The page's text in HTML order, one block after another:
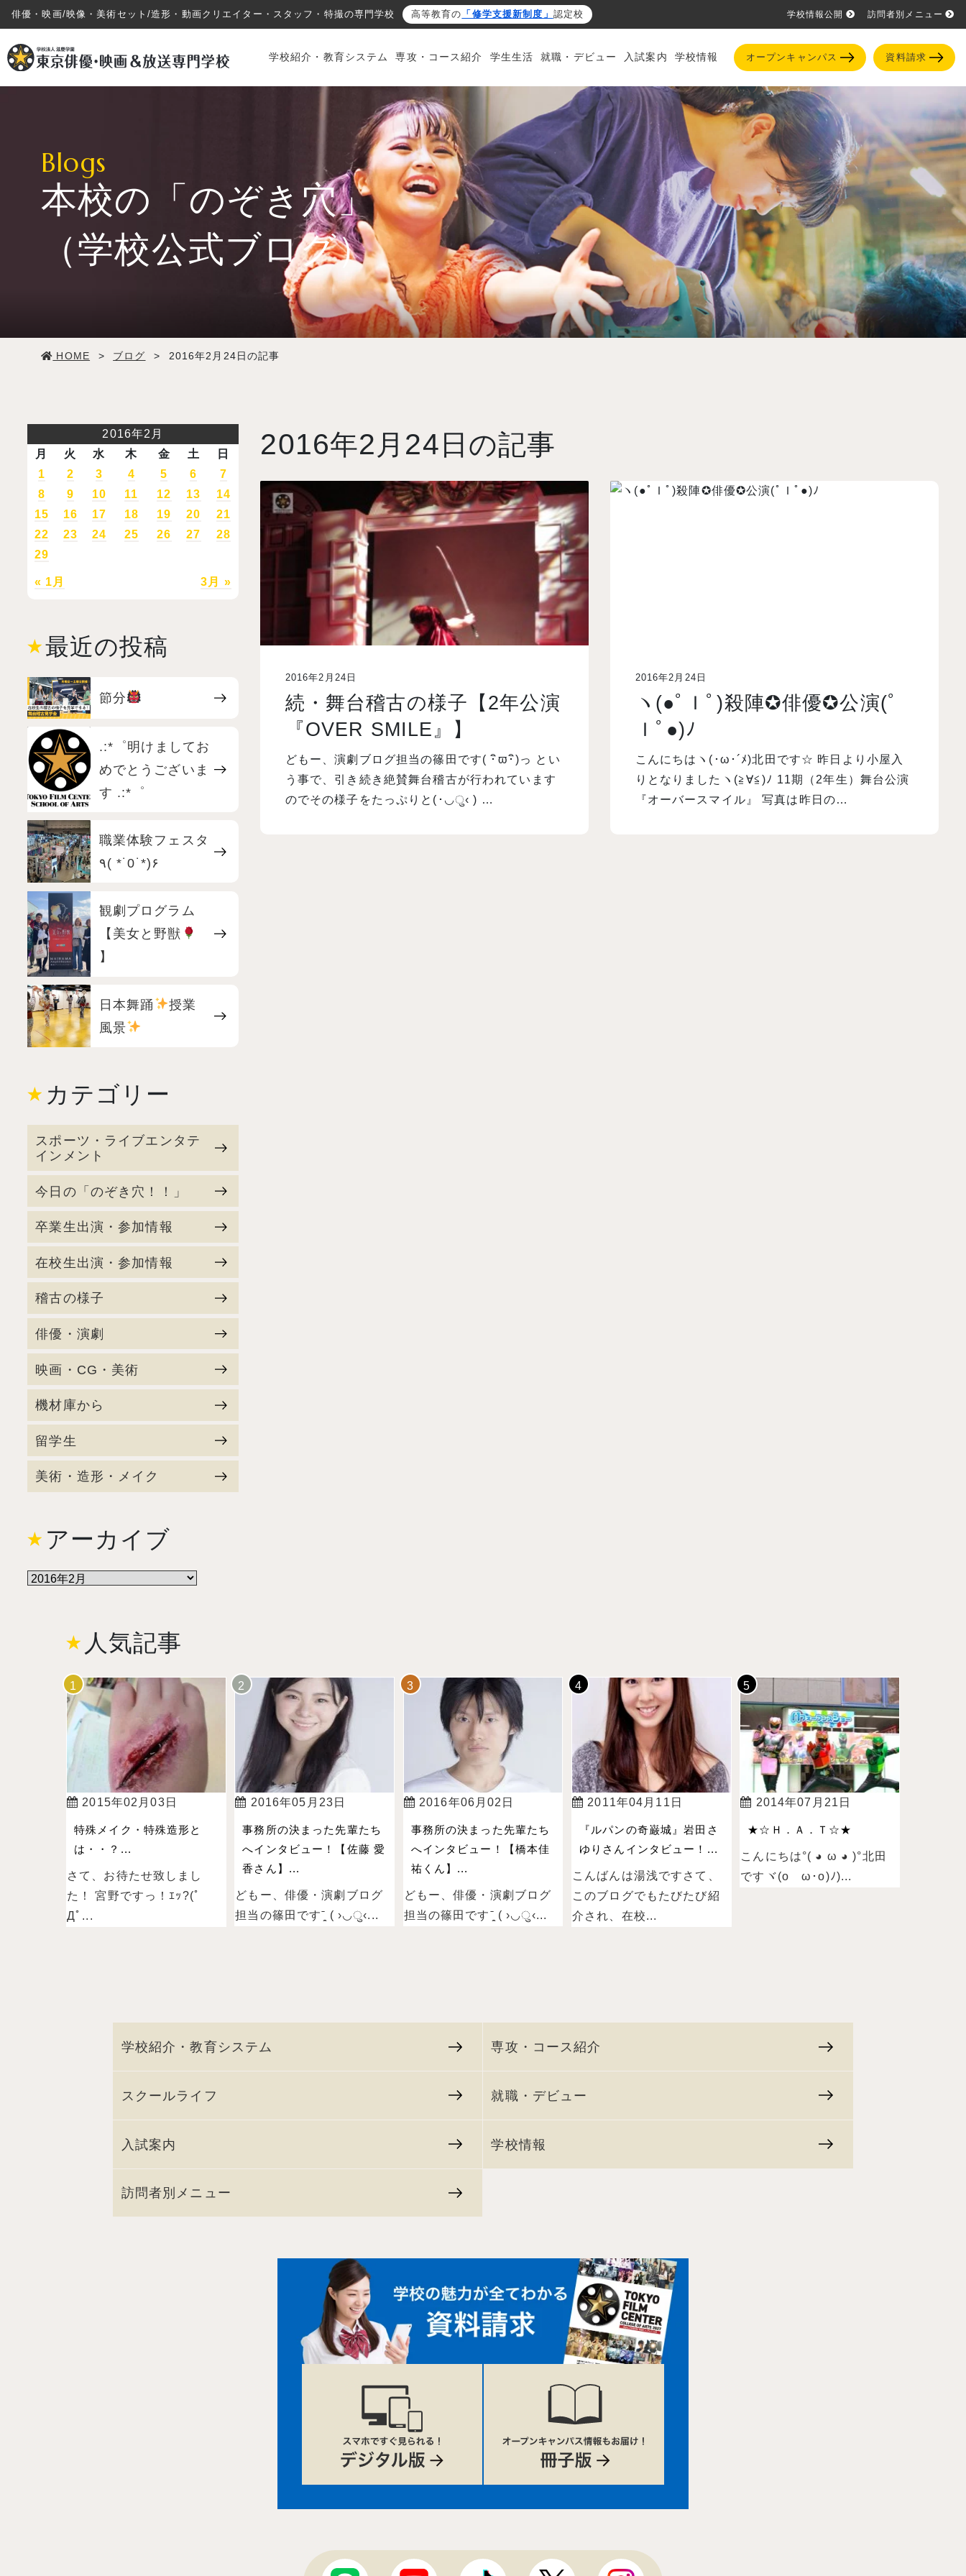
俳優・映画/映像・美術セット/造形・動画クリエイター・スタッフ・特撮の専門学校 高等教育の 「修学支援新制度」 認定校 学校情報公開 訪問者別メニュー
学校紹介・教育システム 専攻・コース紹介 学生生活 就職・デビュー 入試案内 学校情報 オープンキャンパス 資料請求
専攻・コース紹介
入試案内
学校情報
オープンキャンパス
訪問者別メニュー
Blogs
本校の「のぞき穴」
（学校公式ブログ）
HOME > ブログ > 2016年2月24日の記事
2016年2 月 24 日の記事
2016年2月24日
続・舞台稽古の様子【2年公演
『OVER SMILE』】
どもー、演劇ブログ担当の篠田です( ･ิϖ･ิ)っ とい
う事で、引き続き絶賛舞台稽古が行われています
のでその様子をたっぷりと(･◡ु‹ ) …
2016年2月24日
ヽ(●ﾟＩﾟ)殺陣✪俳優✪公演(ﾟ
Ｉﾟ●)ﾉ
こんにちはヽ(･ω･´ﾒ)北田です☆ 昨日より小屋入
りとなりましたヽ(≧∀≦)ﾉ 11期（2年生）舞台公演
『オーバースマイル』 写真は昨日の…
2016年2月
月
火 水 木 金 土 日
« 1月 3月 »
1 2 3 4 5 6
7
8
9 10 11 12 13
14
15
16 17 18 19 20
21
22
23 24 25 26 27
28
29
最近の投稿
節分
.:*゜明けましてお
めでとうございま
す .:*゜
職業体験フェスタ
٩( *˙0˙*)۶
観劇プログラム
【美女と野獣
】
日本舞踊
授業
風景
カテゴリー
スポーツ・ライブエンタテ
インメント
今日の「のぞき穴！！」
卒業生出演・参加情報
在校生出演・参加情報
稽古の様子
俳優・演劇
映画・CG・美術
機材庫から
留学生
美術・造形・メイク
アーカイブ
人気記事
2015年02月03日
特殊メイク・特殊造形と
は・・？...
さて、お待たせ致しまし
た！ 宮野ですっ！ｴｯ?(ﾟ
Дﾟ...
2016年05月23日
事務所の決まった先輩たち
へインタビュー！【佐藤 愛
香さん】...
どもー、俳優・演劇ブログ
担当の篠田ですˉ̞̭ ( ›◡ु‹...
2016年06月02日
事務所の決まった先輩たち
へインタビュー！【橋本佳
祐くん】...
どもー、俳優・演劇ブログ
担当の篠田ですˉ̞̭ ( ›◡ु‹...
2011年04月11日
『ルパンの奇巌城』岩田さ
ゆりさんインタビュー！...
こんばんは湯浅ですさて、
このブログでもたびたび紹
介され、在校...
2014年07月21日
★☆Ｈ．Ａ．Ｔ☆★
こんにちは°( ◕ ω ◕ )°北田
ですヾ(oゝω･o)ﾉ)...
学校紹介・教育システム 専攻・コース紹介
スクールライフ 就職・デビュー
入試案内 学校情報
訪問者別メニュー